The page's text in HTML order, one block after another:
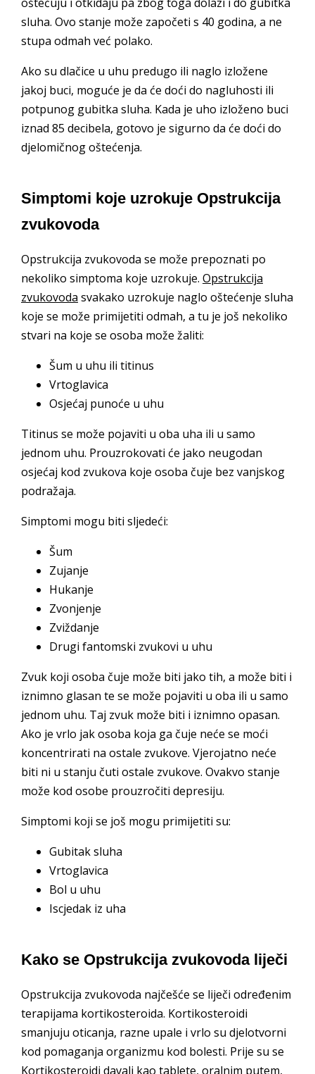
sluha. Ovo stanje može započeti s 40 godina, a ne
stupa odmah već polako.
Ako su dlačice u uhu predugo ili naglo izložene
jakoj buci, moguće je da će doći do nagluhosti ili
potpunog gubitka sluha. Kada je uho izloženo buci
iznad 85 decibela, gotovo je sigurno da će doći do
djelomičnog oštećenja.
Simptomi koje uzrokuje Opstrukcija
zvukovoda
Opstrukcija zvukovoda se može prepoznati po
nekoliko simptoma koje uzrokuje. Opstrukcija
zvukovoda svakako uzrokuje naglo oštećenje sluha
koje se može primijetiti odmah, a tu je još nekoliko
stvari na koje se osoba može žaliti:
Šum u uhu ili titinus
Vrtoglavica
Osjećaj punoće u uhu
Titinus se može pojaviti u oba uha ili u samo
jednom uhu. Prouzrokovati će jako neugodan
osjećaj kod zvukova koje osoba čuje bez vanjskog
podražaja.
Simptomi mogu biti sljedeći:
Šum
Zujanje
Hukanje
Zvonjenje
Zviždanje
Drugi fantomski zvukovi u uhu
Zvuk koji osoba čuje može biti jako tih, a može biti i
iznimno glasan te se može pojaviti u oba ili u samo
jednom uhu. Taj zvuk može biti i iznimno opasan.
Ako je vrlo jak osoba koja ga čuje neće se moći
koncentrirati na ostale zvukove. Vjerojatno neće
biti ni u stanju čuti ostale zvukove. Ovakvo stanje
može kod osobe prouzročiti depresiju.
Simptomi koji se još mogu primijetiti su:
Gubitak sluha
Vrtoglavica
Bol u uhu
Iscjedak iz uha
Kako se Opstrukcija zvukovoda liječi
Opstrukcija zvukovoda najčešće se liječi određenim
terapijama kortikosteroida. Kortikosteroidi
smanjuju oticanja, razne upale i vrlo su djelotvorni
kod pomaganja organizmu kod bolesti. Prije su se
Kortikosteroidi davali kao tablete, oralnim putem,